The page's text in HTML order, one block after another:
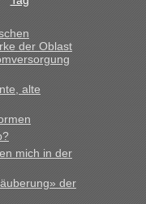
angezeigt "auf dieser
Re: Mit dem Zug in
daß es ein Zug von
kann man die
erste Umsteigefreie
der Oblast
alte
mich in der
der